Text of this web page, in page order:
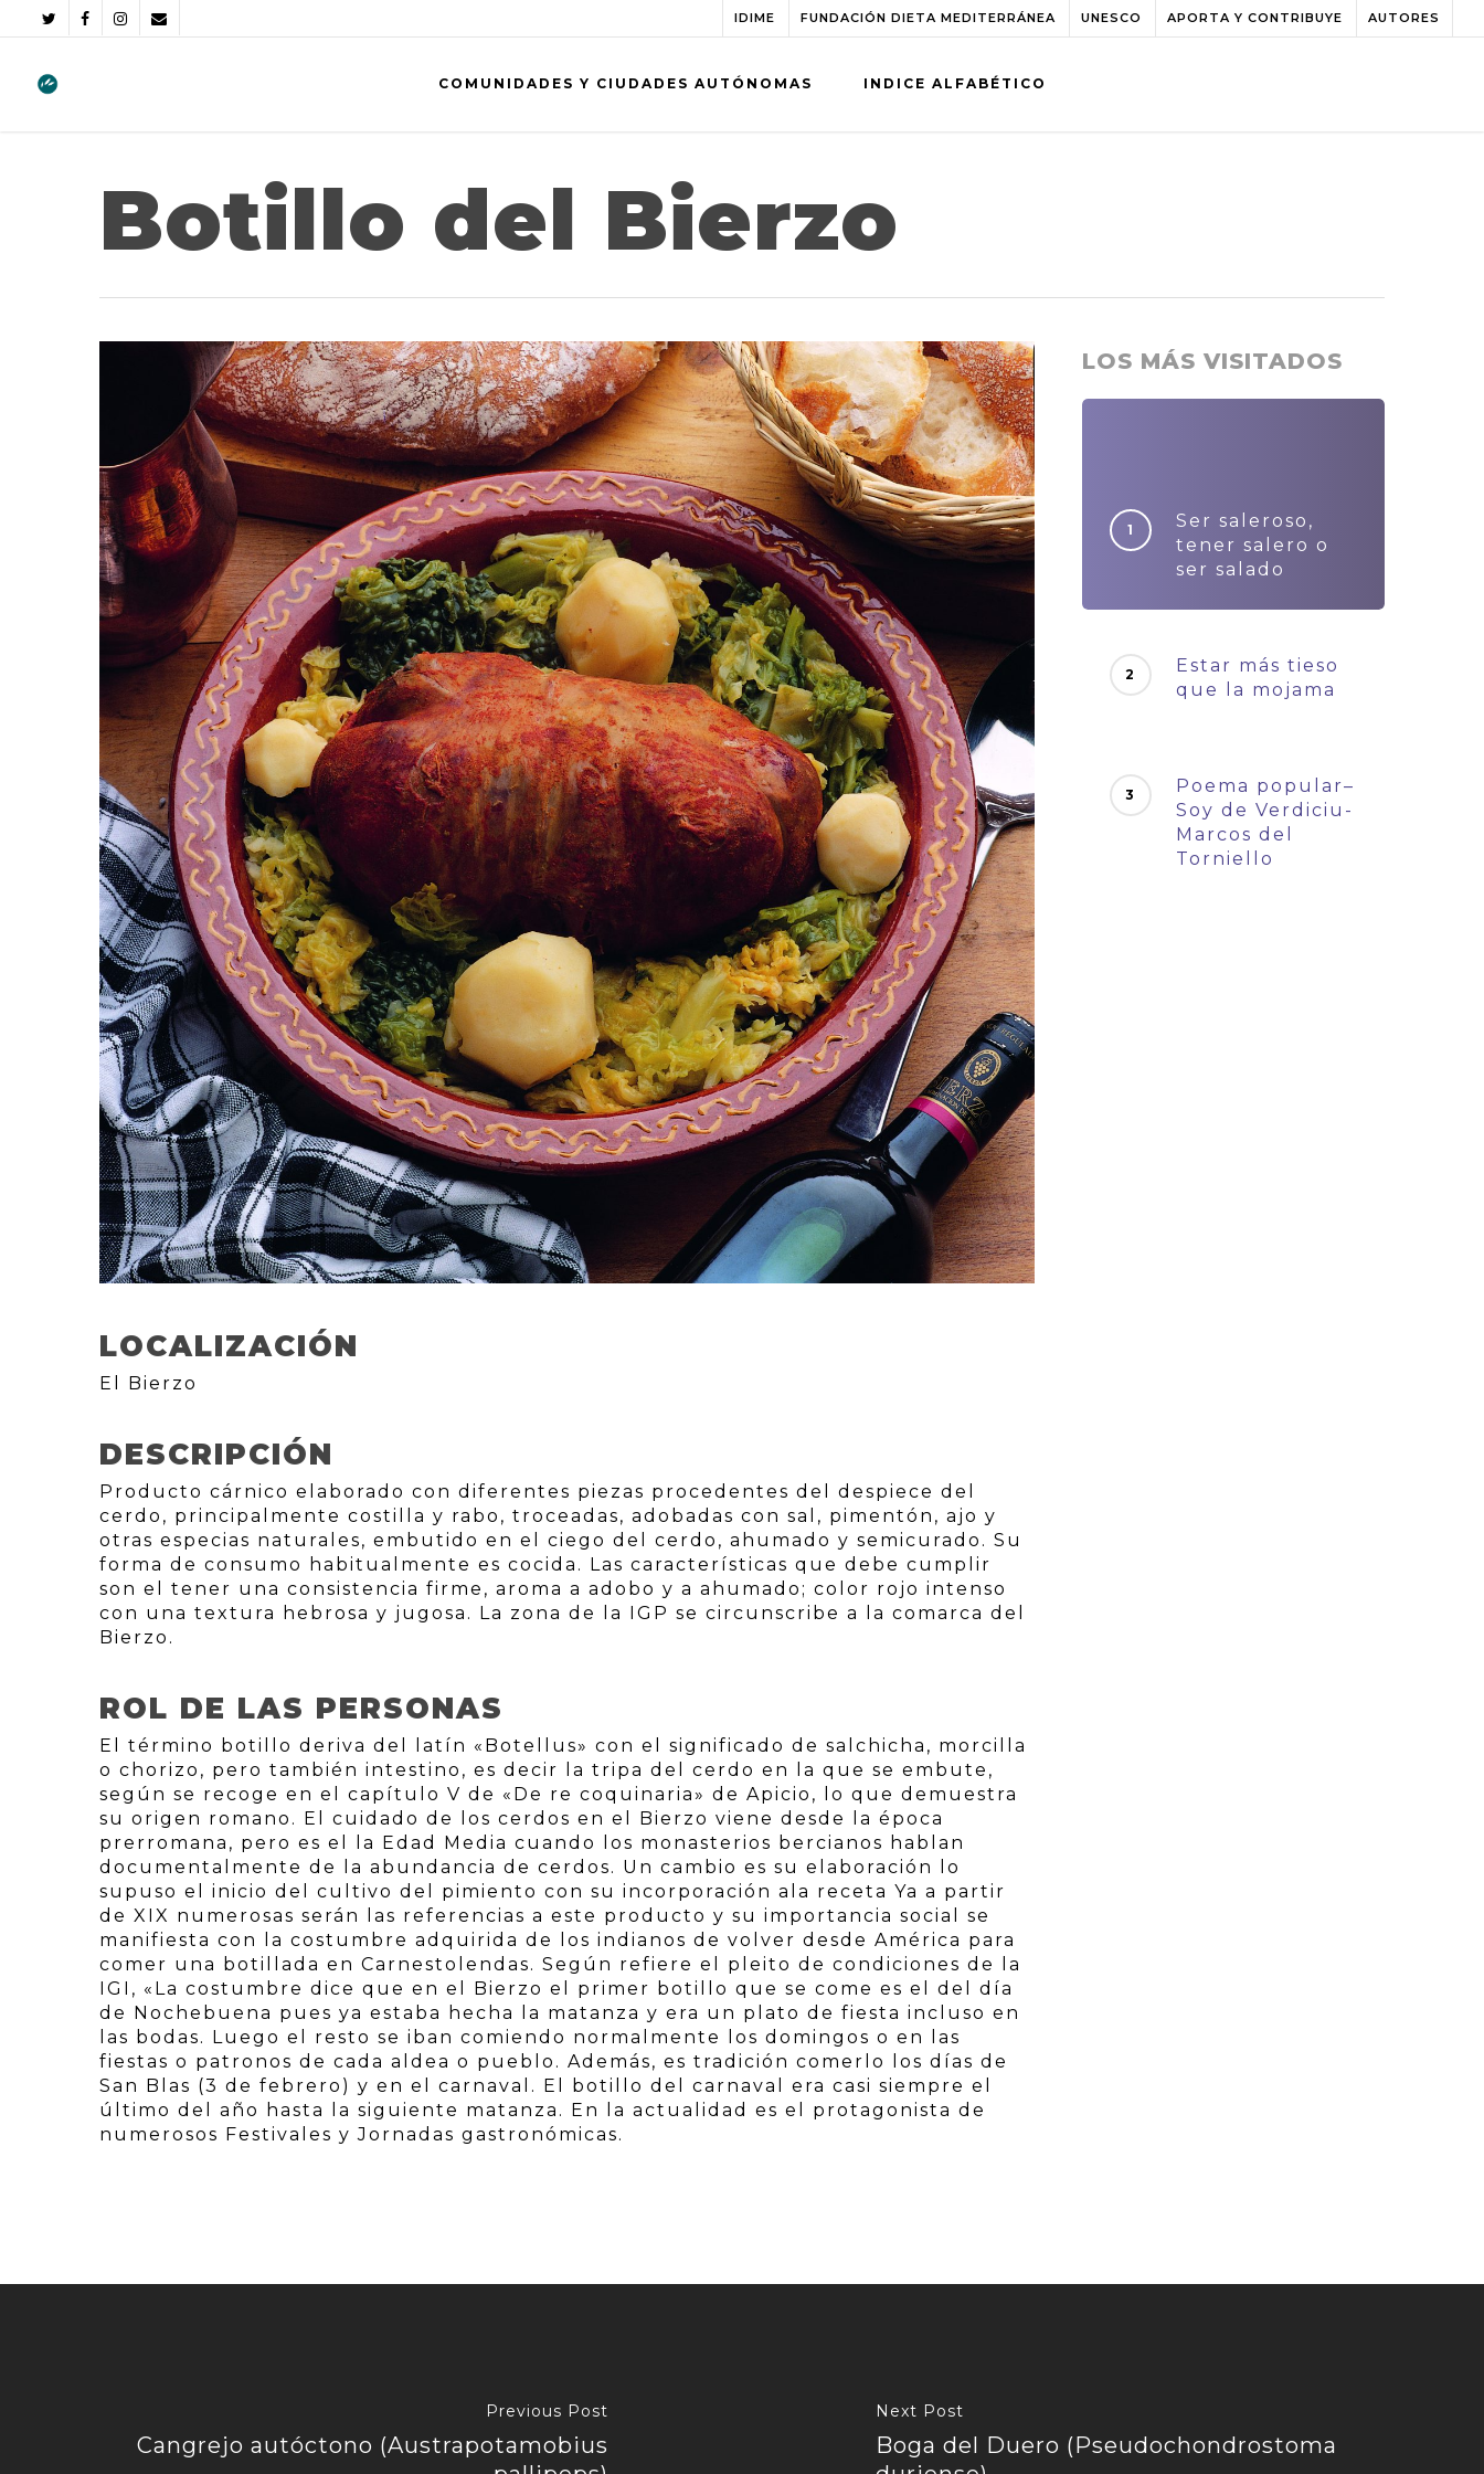
IDIME FUNDACIÓN DIETA MEDITERRÁNEA UNESCO APORTA Y CONTRIBUYE AUTORES
COMUNIDADES Y CIUDADES AUTÓNOMAS INDICE ALFABÉTICO
Botillo del Bierzo
LOCALIZACIÓN
El Bierzo
DESCRIPCIÓN
Producto cárnico elaborado con diferentes piezas procedentes del despiece del
cerdo, principalmente costilla y rabo, troceadas, adobadas con sal, pimentón, ajo y
otras especias naturales, embutido en el ciego del cerdo, ahumado y semicurado. Su
forma de consumo habitualmente es cocida. Las características que debe cumplir
son el tener una consistencia firme, aroma a adobo y a ahumado; color rojo intenso
con una textura hebrosa y jugosa. La zona de la IGP se circunscribe a la comarca del
Bierzo.
ROL DE LAS PERSONAS
El término botillo deriva del latín «Botellus» con el significado de salchicha, morcilla
o chorizo, pero también intestino, es decir la tripa del cerdo en la que se embute,
según se recoge en el capítulo V de «De re coquinaria» de Apicio, lo que demuestra
su origen romano. El cuidado de los cerdos en el Bierzo viene desde la época
prerromana, pero es el la Edad Media cuando los monasterios bercianos hablan
documentalmente de la abundancia de cerdos. Un cambio es su elaboración lo
supuso el inicio del cultivo del pimiento con su incorporación ala receta Ya a partir
de XIX numerosas serán las referencias a este producto y su importancia social se
manifiesta con la costumbre adquirida de los indianos de volver desde América para
comer una botillada en Carnestolendas. Según refiere el pleito de condiciones de la
IGI, «La costumbre dice que en el Bierzo el primer botillo que se come es el del día
de Nochebuena pues ya estaba hecha la matanza y era un plato de fiesta incluso en
las bodas. Luego el resto se iban comiendo normalmente los domingos o en las
fiestas o patronos de cada aldea o pueblo. Además, es tradición comerlo los días de
San Blas (3 de febrero) y en el carnaval. El botillo del carnaval era casi siempre el
último del año hasta la siguiente matanza. En la actualidad es el protagonista de
numerosos Festivales y Jornadas gastronómicas.
LOS MÁS VISITADOS
Ser saleroso,
tener salero o
ser salado
Estar más tieso
que la mojama
Poema popular–
Soy de Verdiciu-
Marcos del
Torniello
Previous Post
Cangrejo autóctono (Austrapotamobius
Next Post
Boga del Duero (Pseudochondrostoma